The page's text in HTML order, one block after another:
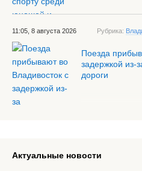
11:05, 8 августа 2026 Рубрика:
Поезда
задержкой из-
дороги
Актуальные новости